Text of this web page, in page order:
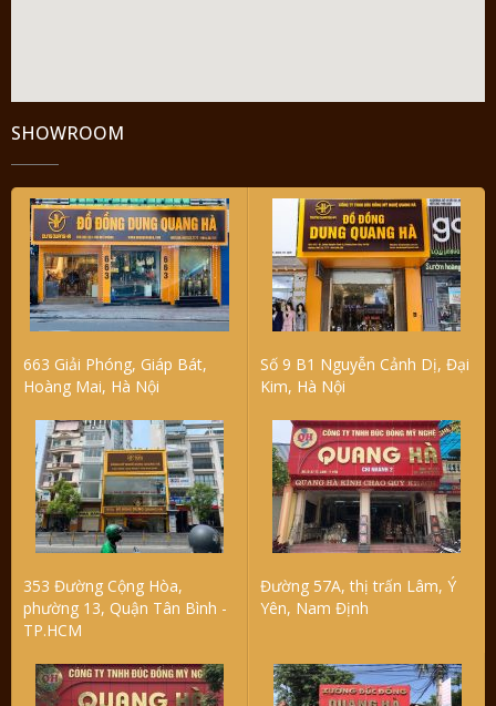
SHOWROOM
663 Giải Phóng, Giáp Bát,
Hoàng Mai, Hà Nội
Số 9 B1 Nguyễn Cảnh Dị, Đại
Kim, Hà Nội
353 Đường Cộng Hòa,
phường 13, Quận Tân Bình -
TP.HCM
Đường 57A, thị trấn Lâm, Ý
Yên, Nam Định